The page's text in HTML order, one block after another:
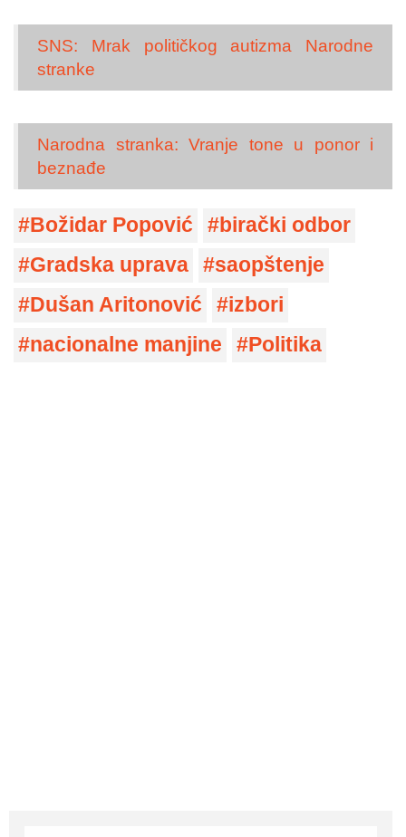
SNS: Mrak političkog autizma Narodne
stranke
Narodna stranka: Vranje tone u ponor i
beznađe
Božidar Popović
birački odbor
Gradska uprava
saopštenje
Dušan Aritonović
izbori
nacionalne manjine
Politika